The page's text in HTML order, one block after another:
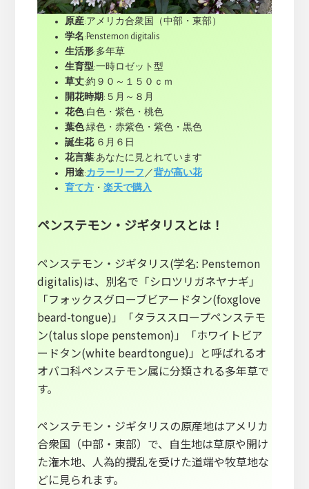
原産:アメリカ合衆国（中部・東部）
学名:Penstemon digitalis
生活形:多年草
生育型:一時ロゼット型
草丈:約９０～１５０ｃｍ
開花時期 :５月～８月
花色:白色・紫色・桃色
葉色:緑色・赤紫色・紫色・黒色
誕生花:６月６日
花言葉:あなたに見とれています
用途:カラーリーフ ／背が高い花
育て方・ 楽天で購入
ペンステモン・ジギタリスとは！
ペンステモン・ジギタリス(学名: Penstemon
digitalis)は、別名で「シロツリガネヤナギ」
「フォックスグローブビアードタン(foxglove
beard-tongue)」「タラススロープペンステモ
ン(talus slope penstemon)」「ホワイトビア
ードタン(white beardtongue)」と呼ばれるオ
オバコ科ペンステモン属に分類される多年草で
す。
ペンステモン・ジギタリスの原産地はアメリカ
合衆国（中部・東部）で、自生地は草原や開け
た潅木地、人為的攪乱を受けた道端や牧草地な
どに見られます。